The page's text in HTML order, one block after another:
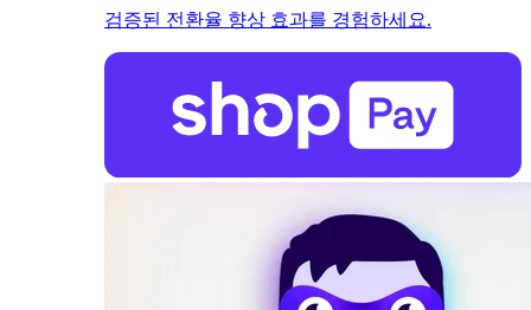
검증된 전환율 향상 효과를 경험하세요.